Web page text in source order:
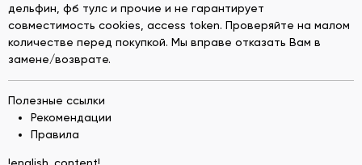
дельфин, фб тулс и прочие и не гарантирует
совместимость cookies, access token. Проверяйте на малом
количестве перед покупкой. Мы вправе отказать Вам в
замене/возврате.
Полезные ссылки
Рекомендации
Правила
!english_content!